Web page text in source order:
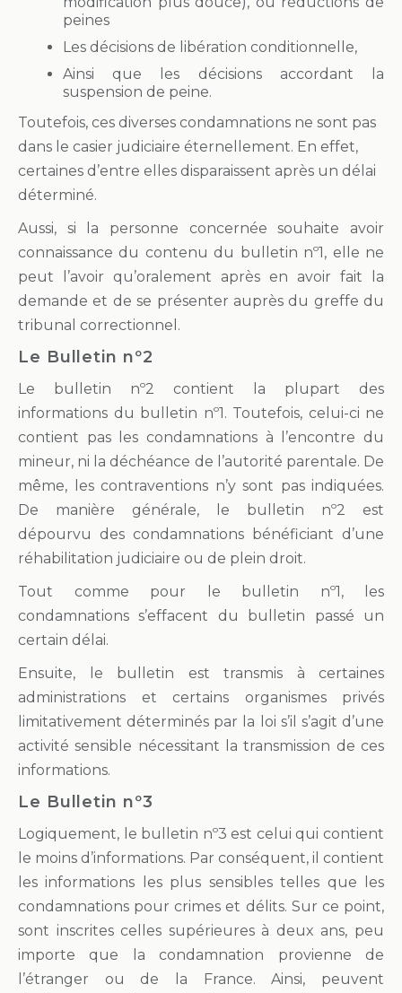
peines
Les décisions de libération conditionnelle,
Ainsi que les décisions accordant la
suspension de peine.
Toutefois, ces diverses condamnations ne sont pas
dans le casier judiciaire éternellement. En effet,
certaines d’entre elles disparaissent après un délai
déterminé.
Aussi, si la personne concernée souhaite avoir
connaissance du contenu du bulletin nº1, elle ne
peut l’avoir qu’oralement après en avoir fait la
demande et de se présenter auprès du greffe du
tribunal correctionnel.
Le Bulletin nº2
Le bulletin nº2 contient la plupart des
informations du bulletin nº1. Toutefois, celui-ci ne
contient pas les condamnations à l’encontre du
mineur, ni la déchéance de l’autorité parentale. De
même, les contraventions n’y sont pas indiquées.
De manière générale, le bulletin nº2 est
dépourvu des condamnations bénéficiant d’une
réhabilitation judiciaire ou de plein droit.
Tout comme pour le bulletin nº1, les
condamnations s’effacent du bulletin passé un
certain délai.
Ensuite, le bulletin est transmis à certaines
administrations et certains organismes privés
limitativement déterminés par la loi s’il s’agit d’une
activité sensible nécessitant la transmission de ces
informations.
Le Bulletin nº3
Logiquement, le bulletin nº3 est celui qui contient
le moins d’informations. Par conséquent, il contient
les informations les plus sensibles telles que les
condamnations pour crimes et délits. Sur ce point,
sont inscrites celles supérieures à deux ans, peu
importe que la condamnation provienne de
l’étranger ou de la France. Ainsi, peuvent